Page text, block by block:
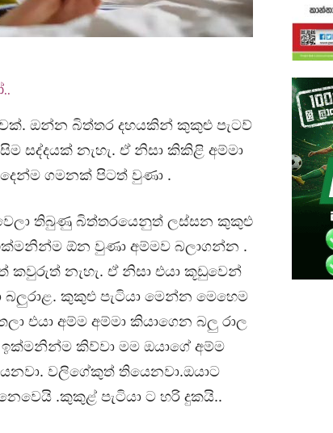
ඔන්න බිත්තර දහයකින් කුකුළු පැටව්
සද්දයක් නැහැ. ඒ නිසා කිකිළි අම්මා
ගමනක් පිටත් වුණා .
තිබුණු බිත්තරයෙනුත් ලස්සන කුකුළු
ඉක්මනින්ම ඕන වුණා අම්මව බලාගන්න .
කවුරුත් නැහැ. ඒ නිසා එයා කූඩුවෙන්
කුකුළු පැටියා මෙන්න මෙහෙම
එයා අම්ම අම්මා කියාගෙන බලු රාල
ඉක්මනින්ම කිව්වා මම ඔයාගේ අම්ම
වලිගේකුත් තියෙනවා.ඔයාට
.කුකුළ් පැටියා ට හරි දුකයි..